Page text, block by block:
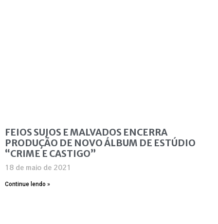
FEIOS SUJOS E MALVADOS ENCERRA
PRODUÇÃO DE NOVO ÁLBUM DE ESTÚDIO
“CRIME E CASTIGO”
18 de maio de 2021
Continue lendo »